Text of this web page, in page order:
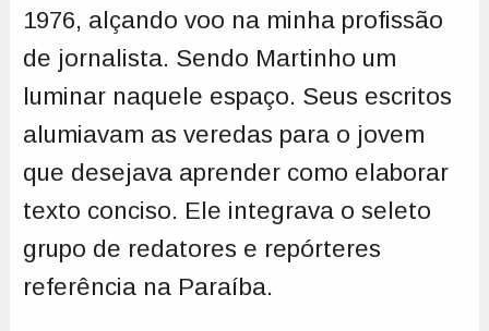
1976, alçando voo na minha profissão
de jornalista. Sendo Martinho um
luminar naquele espaço. Seus escritos
alumiavam as veredas para o jovem
que desejava aprender como elaborar
texto conciso. Ele integrava o seleto
grupo de redatores e repórteres
referência na Paraíba.